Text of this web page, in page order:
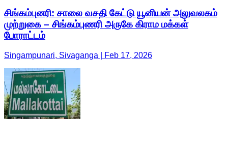
சிங்கம்புனரி: சாலை வசதி கேட்டு யூனியன் அலுவலகம்
முற்றுகை – சிங்கம்புணரி அருகே கிராம மக்கள்
போராட்டம்
Singampunari, Sivaganga | Feb 17, 2026